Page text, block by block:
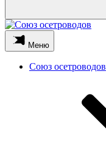
Меню
Союз осетроводов